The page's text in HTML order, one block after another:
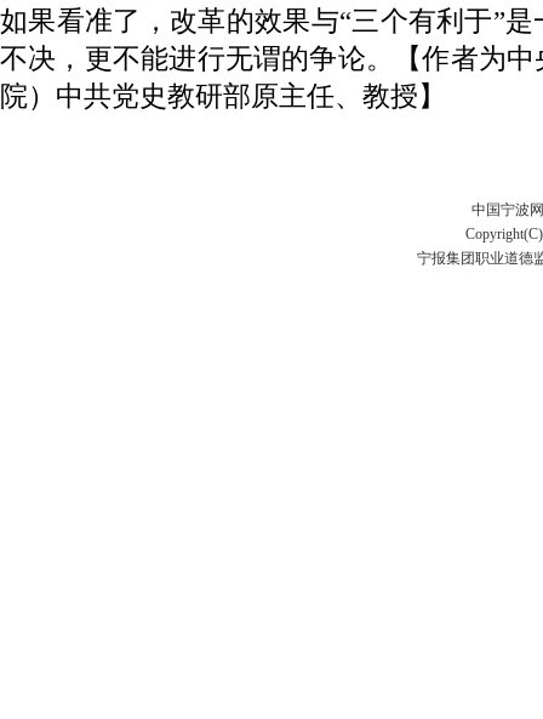
如果看准了，改革的效果与“三个有利于”
不决，更不能进行无谓的争论。【作者为
院）中共党史教研部原主任、教授】